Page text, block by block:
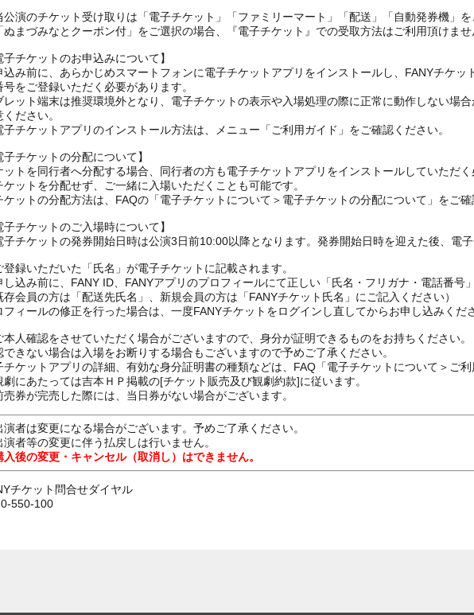
演のチケット受け取りは「電子チケット」「ファミリーマート」「配送」「自動発券機」を
まづみなとクーポン付」をご選択の場合、『電子チケット』での受取方法はご利用頂けませ
子チケットのお申込みについて】
込み前に、あらかじめスマートフォンに電子チケットアプリをインストールし、FANYチケ
号をご登録いただく必要があります。
レット端末は推奨環境外となり、電子チケットの表示や入場処理の際に正常に動作しない場
ください。
チケットアプリのインストール方法は、メニュー「ご利用ガイド」をご確認ください。
子チケットの分配について】
ットを同行者へ分配する場合、同行者の方も電子チケットアプリをインストールしていただく
ットを分配せず、ご一緒に入場いただくことも可能です。
ットの分配方法は、FAQの「電子チケットについて＞電子チケットの分配について」をご確
子チケットのご入場時について】
チケットの発券開始日時は公演3日前10:00以降となります。発券開始日時を迎えた後、電
録いただいた「氏名」が電子チケットに記載されます。
し込み前に、FANY ID、FANYアプリのプロフィールにて正しい「氏名・フリガナ・電話番号
存会員の方は「配送先氏名」、新規会員の方は「FANYチケット氏名」にご記入ください）
フィールの修正を行った場合は、一度FANYチケットをログインし直してからお申し込みく
人確認をさせていただく場合がございますので、身分が証明できるものをお持ちください。
できない場合は入場をお断りする場合もございますので予めご了承ください。
チケットアプリの詳細、有効な身分証明書の種類などは、FAQ「電子チケットについて＞ご利
にあたっては吉本ＨＰ掲載の[チケット販売及び観劇約款]に従います。
券が完売した際には、当日券がない場合がございます。
演者は変更になる場合がございます。予めご了承ください。
演者等の変更に伴う払戻しは行いません。
入後の変更・キャンセル（取消し）はできません。
チケット問合せダイヤル
550-100